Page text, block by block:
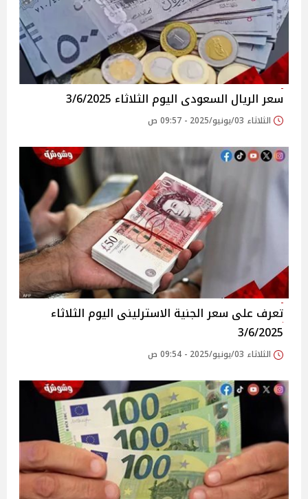
سعر الريال السعودى اليوم الثلاثاء 3/6/2025
الثلاثاء 03/يونيو/2025 - 09:57 ص
تعرف على سعر الجنية الاسترلينى اليوم الثلاثاء
3/6/2025
الثلاثاء 03/يونيو/2025 - 09:54 ص